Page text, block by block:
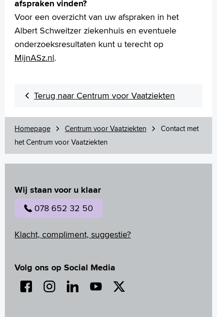
afspraken vinden?
Voor een overzicht van uw afspraken in het
Albert Schweitzer ziekenhuis en eventuele
onderzoeksresultaten kunt u terecht op
MijnASz.nl.
Terug naar Centrum voor Vaatziekten
Homepage Centrum voor Vaatziekten
Contact met
het Centrum voor Vaatziekten
Wij staan voor u klaar
078 652 32 50
Klacht, compliment, suggestie?
Volg ons op Social Media